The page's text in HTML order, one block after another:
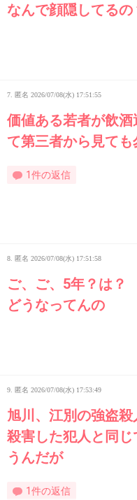
なんで顔隠してるの
7. 匿名 2026/07/08(水) 17:51:55
価値ある若者が飲
て第三者から見て
1件の返信
8. 匿名 2026/07/08(水) 17:51:58
ご、ご、5年？は？
どうなってんの
9. 匿名 2026/07/08(水) 17:53:49
旭川、江別の強盗
殺害した犯人と同
うんだが
1件の返信